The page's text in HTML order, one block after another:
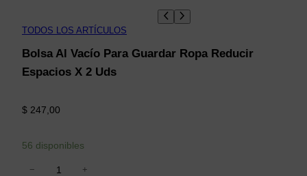
TODOS LOS ARTÍCULOS
Bolsa Al Vacío Para Guardar Ropa Reducir
Espacios X 2 Uds
$ 247,00
56 disponibles
− +